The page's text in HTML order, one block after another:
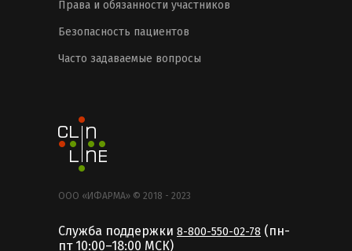
Права и обязанности участников
Безопасность пациентов
Часто задаваемые вопросы
ООО «ИФАРМА» © 2018 - 2023
Служба поддержки 8-800-550-02-78 (пн-
пт 10:00–18:00 MCК)